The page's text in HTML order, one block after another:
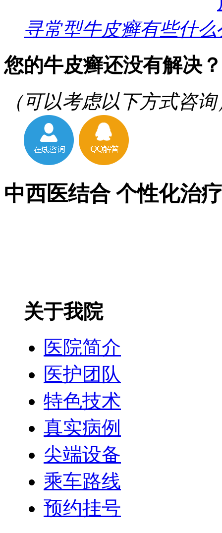
寻常型牛皮癣有些什么
您的牛皮癣还没有解决？
（可以考虑以下方式咨询
中西医结合 个性化治
关于我院
医院简介
医护团队
特色技术
真实病例
尖端设备
乘车路线
预约挂号